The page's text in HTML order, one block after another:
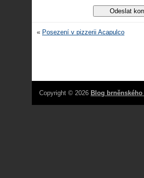
« Posezení v pizzerii Acapulco
Copyright © 2026 Blog